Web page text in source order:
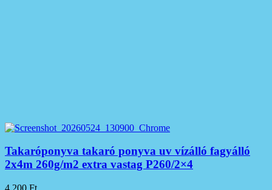
Takaróponyva takaró ponyva uv vízálló fagyálló
2x4m 260g/m2 extra vastag P260/2×4
4.200 Ft